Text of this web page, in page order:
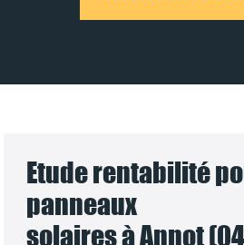
Etude rentabilité
panneaux
solaires à Annot